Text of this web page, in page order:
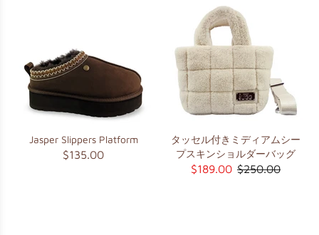
Jasper Slippers Platform
$135.00
タッセル付きミディアムシー
プスキンショルダーバッグ
$189.00 $250.00